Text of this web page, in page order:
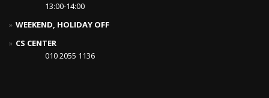
13:00-14:00
WEEKEND, HOLIDAY OFF
CS CENTER
010 2055 1136